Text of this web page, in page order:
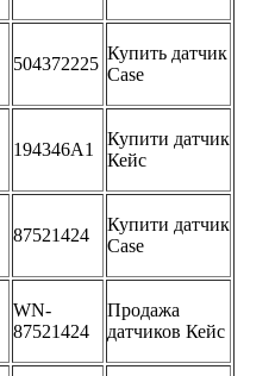
504372225
Купить датчик
Case
194346A1
Купити датчик
Кейс
87521424
Купити датчик
Case
WN-
87521424
Продажа
датчиков Кейс